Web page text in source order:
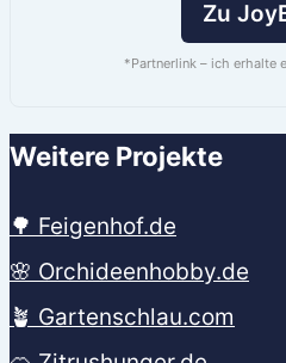
Zu
*Partnerlink – ich erhalte
Weitere Projekte
🌳 Feigenhof.de
🌸 Orchideenhobby.de
🪴 Gartenschlau.com